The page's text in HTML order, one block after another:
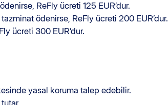
ReFly ücreti 125 EUR’dur.
ödenirse, ReFly ücreti 200 EUR’dur.
ücreti 300 EUR’dur.
yasal koruma talep edebilir.